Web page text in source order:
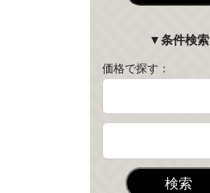
▼条件検索
価格で探す：
検索